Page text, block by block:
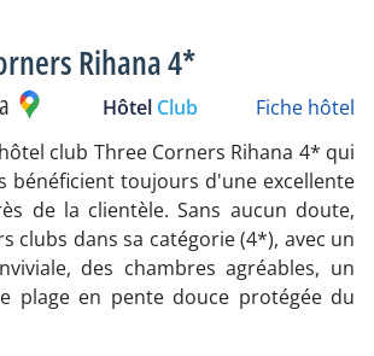
Rihana 4*
Hôtel Club
Fiche hôtel
club Three Corners Rihana 4* qui
bénéficient toujours d'une excellente
de la clientèle. Sans aucun doute,
clubs dans sa catégorie (4*), avec un
des chambres agréables, un
plage en pente douce protégée du